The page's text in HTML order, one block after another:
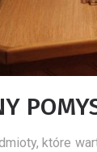
które